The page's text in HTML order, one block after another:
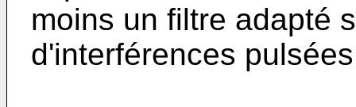
moins un filtre adapté
d'interférences